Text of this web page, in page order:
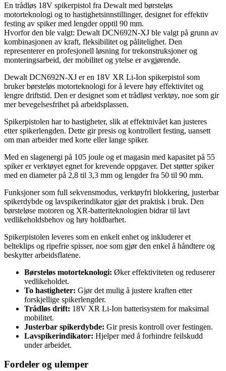
En trådløs 18V spikerpistol fra Dewalt med børsteløs
motorteknologi og to hastighetsinnstillinger, designet for effektiv
festing av spiker med lengder opptil 90 mm.
Hvorfor den ble valgt: Dewalt DCN692N-XJ ble valgt på grunn av
kombinasjonen av kraft, fleksibilitet og pålitelighet. Den
representerer en profesjonell løsning for trekonstruksjoner og
monteringsarbeid, der mobilitet og ytelse er avgjørende.
Dewalt DCN692N-XJ er en 18V XR Li-Ion spikerpistol som
bruker børsteløs motorteknologi for å levere høy effektivitet og
lengre driftstid. Den er designet som et trådløst verktøy, noe som gir
mer bevegelsesfrihet på arbeidsplassen.
Spikerpistolen har to hastigheter, slik at effektnivået kan justeres
etter spikerlengden. Dette gir presis og kontrollert festing, uansett
om man arbeider med korte eller lange spiker.
Med en slagenergi på 105 joule og et magasin med kapasitet på 55
spiker er verktøyet egnet for krevende oppgaver. Det støtter spiker
med en diameter på 2,8 til 3,3 mm og lengder fra 50 til 90 mm.
Funksjoner som full sekvensmodus, verktøyfri blokkering, justerbar
spikerdybde og lavspikerindikator gjør det praktisk i bruk. Den
børsteløse motoren og XR-batteriteknologien bidrar til lavt
vedlikeholdsbehov og høy holdbarhet.
Spikerpistolen leveres som en enkelt enhet og inkluderer et
belteklips og ripefrie spisser, noe som gjør den enkel å håndtere og
beskytter arbeidsflatene.
Børsteløs motorteknologi: Øker effektiviteten og reduserer
vedlikeholdet.
To hastigheter: Gjør det mulig å justere kraften etter
forskjellige spikerlengder.
Trådløs drift: 18V XR Li-Ion batterisystem for maksimal
mobilitet.
Justerbar spikerdybde: Gir presis kontroll over festingen.
Lavspikerindikator: Hjelper med å forhindre feilskudd
under arbeidet.
Fordeler og ulemper